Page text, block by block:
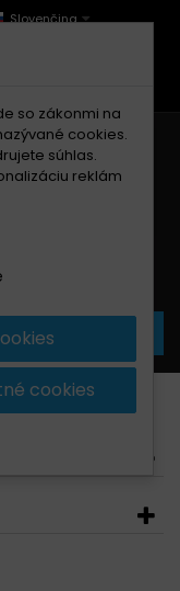
Slovenčina
a 13-17)
so zákonmi na
cookies.
súhlas.
reklám
cookies